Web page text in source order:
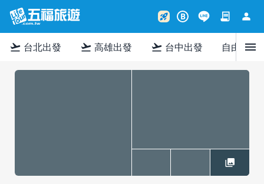
rocket_launch B contract person
flight_takeoff 台北出發 flight_takeoff 高雄出發 flight_takeoff 台中出發 自由行menu